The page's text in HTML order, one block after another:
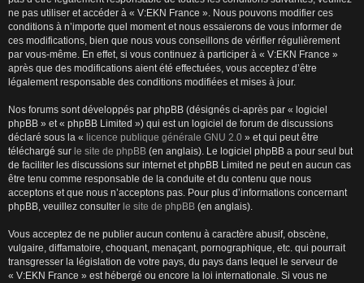
ne pas utiliser et accéder à « V:EKN France ». Nous pouvons modifier ces
conditions à n’importe quel moment et nous essaierons de vous informer de
ces modifications, bien que nous vous conseillons de vérifier régulièrement
par vous-même. En effet, si vous continuez à participer à « V:EKN France »
après que des modifications aient été effectuées, vous acceptez d’être
légalement responsable des conditions modifiées et mises à jour.
Nos forums sont développés par phpBB (désignés ci-après par « logiciel
phpBB » et « phpBB Limited ») qui est un logiciel de forum de discussions
déclaré sous la « licence publique générale GNU 2.0 » et qui peut être
téléchargé sur le site de phpBB (en anglais). Le logiciel phpBB a pour seul but
de faciliter les discussions sur internet et phpBB Limited ne peut en aucun cas
être tenu comme responsable de la conduite et du contenu que nous
acceptons et que nous n’acceptons pas. Pour plus d’informations concernant
phpBB, veuillez consulter le site de phpBB (en anglais).
Vous acceptez de ne publier aucun contenu à caractère abusif, obscène,
vulgaire, diffamatoire, choquant, menaçant, pornographique, etc. qui pourrait
transgresser la législation de votre pays, du pays dans lequel le serveur de
« V:EKN France » est hébergé ou encore la loi internationale. Si vous ne